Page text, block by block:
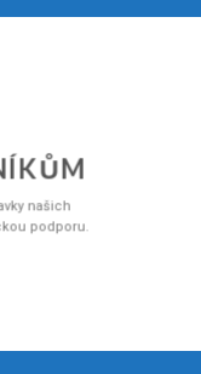
našich
podporu.